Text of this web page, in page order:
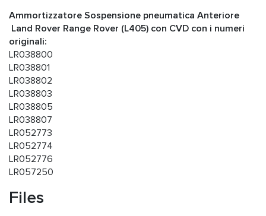
Ammortizzatore Sospensione pneumatica Anteriore
Land Rover Range Rover (L405) con CVD con i numeri
originali:
LR038800
LR038801
LR038802
LR038803
LR038805
LR038807
LR052773
LR052774
LR052776
LR057250
Files